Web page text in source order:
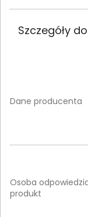
Szczegóły
Dane producenta
Osoba
produkt